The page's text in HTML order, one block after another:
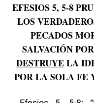
EFESIOS 5, 5-8
LOS
PECADOS
SALVACIÓN
DESTRUYELA
POR LA SOLA FE